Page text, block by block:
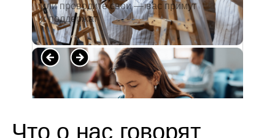
или проводите свои — вас примут
и поддержат